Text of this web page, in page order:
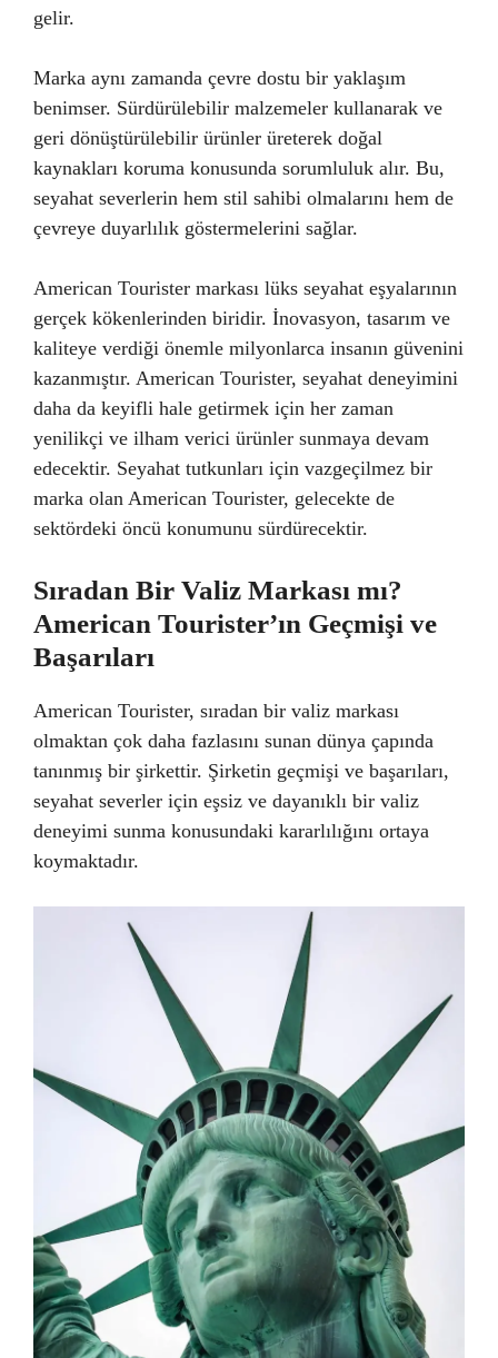
gelir.
Marka aynı zamanda çevre dostu bir yaklaşım
benimser. Sürdürülebilir malzemeler kullanarak ve
geri dönüştürülebilir ürünler üreterek doğal
kaynakları koruma konusunda sorumluluk alır. Bu,
seyahat severlerin hem stil sahibi olmalarını hem de
çevreye duyarlılık göstermelerini sağlar.
American Tourister markası lüks seyahat eşyalarının
gerçek kökenlerinden biridir. İnovasyon, tasarım ve
kaliteye verdiği önemle milyonlarca insanın güvenini
kazanmıştır. American Tourister, seyahat deneyimini
daha da keyifli hale getirmek için her zaman
yenilikçi ve ilham verici ürünler sunmaya devam
edecektir. Seyahat tutkunları için vazgeçilmez bir
marka olan American Tourister, gelecekte de
sektördeki öncü konumunu sürdürecektir.
Sıradan Bir Valiz Markası mı?
American Tourister’ın Geçmişi ve
Başarıları
American Tourister, sıradan bir valiz markası
olmaktan çok daha fazlasını sunan dünya çapında
tanınmış bir şirkettir. Şirketin geçmişi ve başarıları,
seyahat severler için eşsiz ve dayanıklı bir valiz
deneyimi sunma konusundaki kararlılığını ortaya
koymaktadır.